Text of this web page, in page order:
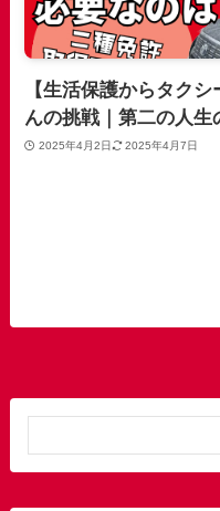
【生活保護からタク
んの挑戦｜第二の人生
2025年4月2日 2025年4月7日